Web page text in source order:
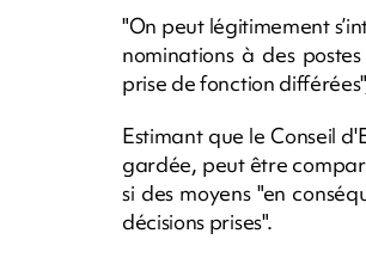
"On peut légitimement
nominations à des
prise de fonction
Estimant que le Conseil
gardée, peut être
si des moyens "en
décisions prises".